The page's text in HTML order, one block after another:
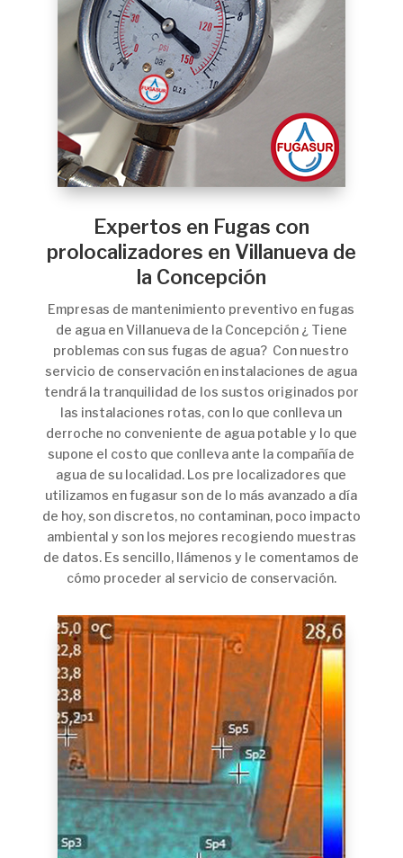
Expertos en Fugas con
prolocalizadores en Villanueva de
la Concepción
Empresas de mantenimiento preventivo en fugas
de agua en Villanueva de la Concepción ¿ Tiene
problemas con sus fugas de agua? Con nuestro
servicio de conservación en instalaciones de agua
tendrá la tranquilidad de los sustos originados por
las instalaciones rotas, con lo que conlleva un
derroche no conveniente de agua potable y lo que
supone el costo que conlleva ante la compañía de
agua de su localidad. Los pre localizadores que
utilizamos en fugasur son de lo más avanzado a día
de hoy, son discretos, no contaminan, poco impacto
ambiental y son los mejores recogiendo muestras
de datos. Es sencillo, llámenos y le comentamos de
cómo proceder al servicio de conservación.